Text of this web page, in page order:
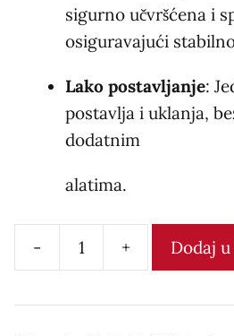
sigurno učvršćena i
osiguravajući
Lako postavljanje:
postavlja i uklanja,
dodatnim
alatima.
-
Tepih
patosnica
+ Dodaj